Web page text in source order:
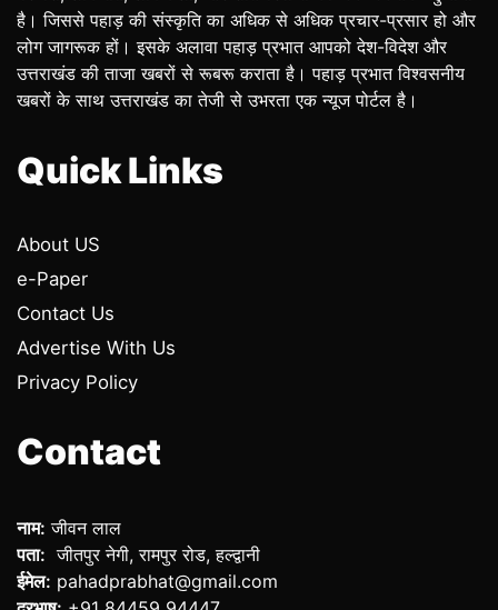
है। जिससे पहाड़ की संस्कृति का अधिक से अधिक प्रचार-प्रसार हो और
लोग जागरूक हों। इसके अलावा पहाड़ प्रभात आपको देश-विदेश और
उत्तराखंड की ताजा खबरों से रूबरू कराता है। पहाड़ प्रभात विश्वसनीय
खबरों के साथ उत्तराखंड का तेजी से उभरता एक न्यूज पोर्टल है।
Quick Links
About US
e-Paper
Contact Us
Advertise With Us
Privacy Policy
Contact
नाम: जीवन लाल
पता: जीतपुर नेगी, रामपुर रोड, हल्द्वानी
ईमेल: pahadprabhat@gmail.com